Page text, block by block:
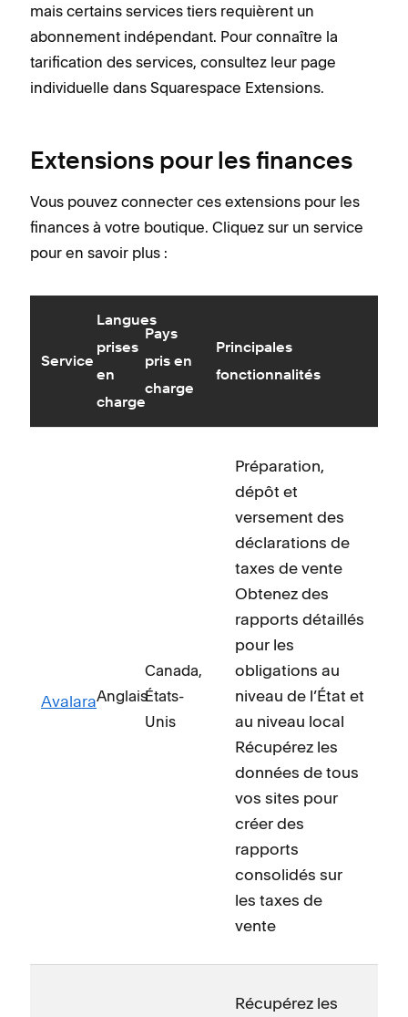
mais certains services tiers requièrent un
abonnement indépendant. Pour connaître la
tarification des services, consultez leur page
individuelle dans Squarespace Extensions.
Extensions pour les finances
Vous pouvez connecter ces extensions pour les
finances à votre boutique. Cliquez sur un service
pour en savoir plus :
Service
Langues
prises
en
charge
Pays
pris en
charge
Principales
fonctionnalités
AvalaraAnglais
Canada,
États-
Unis
Préparation,
dépôt et
versement des
déclarations de
taxes de vente
Obtenez des
rapports détaillés
pour les
obligations au
niveau de l’État et
au niveau local
Récupérez les
données de tous
vos sites pour
créer des
rapports
consolidés sur
les taxes de
vente
Récupérez les